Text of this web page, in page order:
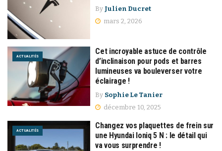
By Julien Ducret
mars 2, 2026
ACTUALITÉS
Cet incroyable astuce de contrôle
d’inclinaison pour pods et barres
lumineuses va bouleverser votre
éclairage !
By Sophie Le Tanier
décembre 10, 2025
ACTUALITÉS
Changez vos plaquettes de frein sur
une Hyundai Ioniq 5 N : le détail qui
va vous surprendre !